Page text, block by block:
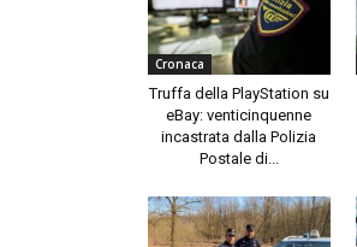
Cronaca
Truffa della PlayStation su
eBay: venticinquenne
incastrata dalla Polizia
Postale di...